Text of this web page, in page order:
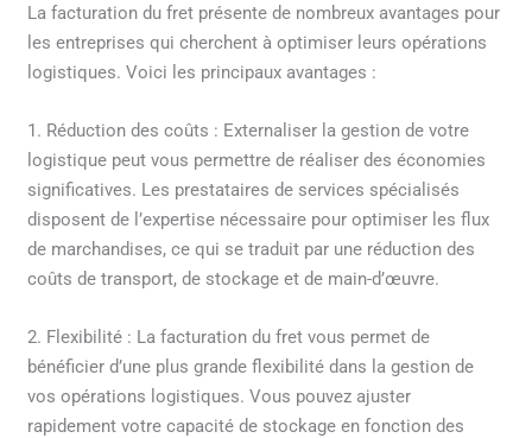
La facturation du fret présente de nombreux avantages pour
les entreprises qui cherchent à optimiser leurs opérations
logistiques. Voici les principaux avantages :
1. Réduction des coûts : Externaliser la gestion de votre
logistique peut vous permettre de réaliser des économies
significatives. Les prestataires de services spécialisés
disposent de l’expertise nécessaire pour optimiser les flux
de marchandises, ce qui se traduit par une réduction des
coûts de transport, de stockage et de main-d’œuvre.
2. Flexibilité : La facturation du fret vous permet de
bénéficier d’une plus grande flexibilité dans la gestion de
vos opérations logistiques. Vous pouvez ajuster
rapidement votre capacité de stockage en fonction des